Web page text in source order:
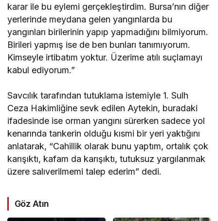
karar ile bu eylemi gerçekleştirdim. Bursa’nın diğer
yerlerinde meydana gelen yangınlarda bu
yangınları birilerinin yapıp yapmadığını bilmiyorum.
Birileri yapmış ise de ben bunları tanımıyorum.
Kimseyle irtibatım yoktur. Üzerime atılı suçlamayı
kabul ediyorum.”
Savcılık tarafından tutuklama istemiyle 1. Sulh
Ceza Hakimliğine sevk edilen Aytekin, buradaki
ifadesinde ise orman yangını sürerken sadece yol
kenarında tankerin olduğu kısmi bir yeri yaktığını
anlatarak, “Cahillik olarak bunu yaptım, ortalık çok
karışıktı, kafam da karışıktı, tutuksuz yargılanmak
üzere salıverilmemi talep ederim” dedi.
Göz Atın